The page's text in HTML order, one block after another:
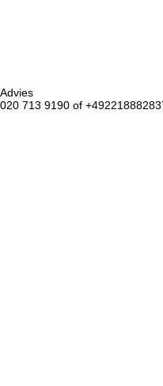
Advies
020 713 9190 of